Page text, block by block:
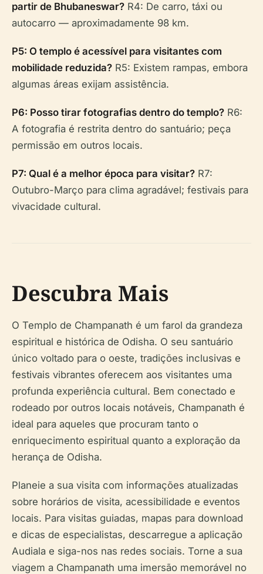
partir de Bhubaneswar? R4: De carro, táxi ou
autocarro — aproximadamente 98 km.
P5: O templo é acessível para visitantes com
mobilidade reduzida? R5: Existem rampas, embora
algumas áreas exijam assistência.
P6: Posso tirar fotografias dentro do templo? R6:
A fotografia é restrita dentro do santuário; peça
permissão em outros locais.
P7: Qual é a melhor época para visitar? R7:
Outubro-Março para clima agradável; festivais para
vivacidade cultural.
Descubra Mais
O Templo de Champanath é um farol da grandeza
espiritual e histórica de Odisha. O seu santuário
único voltado para o oeste, tradições inclusivas e
festivais vibrantes oferecem aos visitantes uma
profunda experiência cultural. Bem conectado e
rodeado por outros locais notáveis, Champanath é
ideal para aqueles que procuram tanto o
enriquecimento espiritual quanto a exploração da
herança de Odisha.
Planeie a sua visita com informações atualizadas
sobre horários de visita, acessibilidade e eventos
locais. Para visitas guiadas, mapas para download
e dicas de especialistas, descarregue a aplicação
Audiala e siga-nos nas redes sociais. Torne a sua
viagem a Champanath uma imersão memorável no